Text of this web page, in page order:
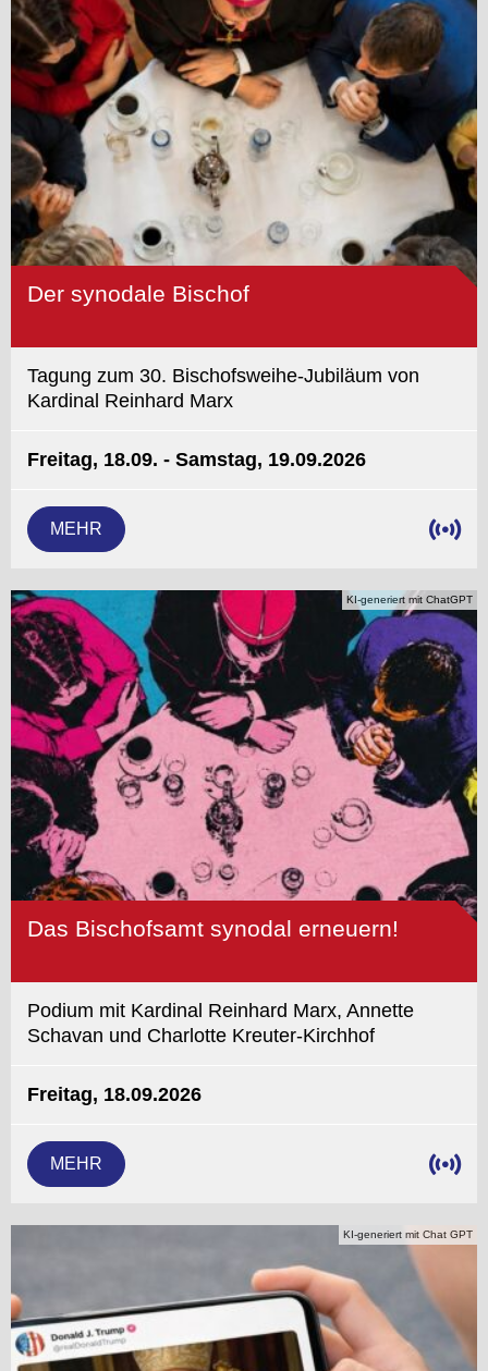
Der synodale Bischof
Tagung zum 30. Bischofsweihe-Jubiläum von
Kardinal Reinhard Marx
Freitag, 18.09. - Samstag, 19.09.2026
MEHR
KI-generiert mit ChatGPT
Das Bischofsamt synodal erneuern!
Podium mit Kardinal Reinhard Marx, Annette
Schavan und Charlotte Kreuter-Kirchhof
Freitag, 18.09.2026
MEHR
KI-generiert mit Chat GPT